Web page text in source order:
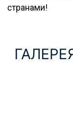
странами!